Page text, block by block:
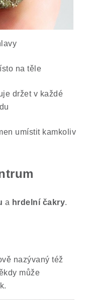
na těle
držet v každé
umístit kamkoliv
a hrdelní čakry.
nazývaný též
může